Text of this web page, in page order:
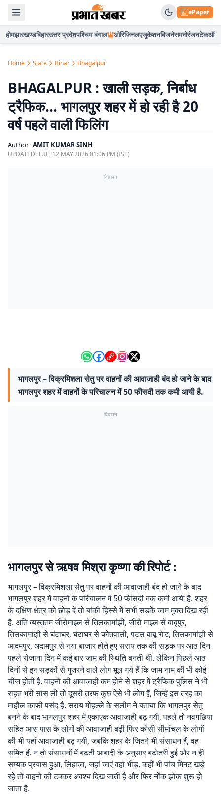
ePaper
होमझारखण्डबिहारउत्तर प्रदेशपश्चिम बंगाल ओरिजिनलएजुकेशनबिजनेसमनोरंजनटेकऑटो
Home State Bihar Bhagalpur
BHAGALPUR : खाली सड़क, निर्बाध
ट्रैफिक… भागलपुर शहर में हो रही है 20
वर्ष पहले वाली फिलिंग
Author AMIT KUMAR SINH
UPDATED:TUE, 12 MAY 2026 01:06 PM (IST)
विज्ञापन
भागलपुर – विक्रमिशला सेतु पर वाहनों की आवाजाही बंद हो जाने के बाद
भागलपुर शहर में वाहनों के परिचालन में 50 फीसदी तक कमी आयी है.
विज्ञापन
भागलपुर से ऋषव मिश्रा कृष्णा की रिपोर्ट :
भागलपुर – विक्रमिशला सेतु पर वाहनों की आवाजाही बंद हो जाने के बाद
भागलपुर शहर में वाहनों के परिचालन में 50 फीसदी तक कमी आयी है. शहर
के दक्षिण क्षेत्र को छोड़ दें तो बांकी हिस्से में सभी सड़कें जाम मुक्त दिख रही
है. अति व्यस्ततम जीरोमाइल से तिलकामांझी, जीरो माइल से बाबूपुर,
तिलकामांझी से घंटाघर, घंटाघर से कोतवाली, पटल बाबू रोड, तिलकामांझी से
आदमपुर, अदामपुर से नया बाजार होते हुए सराय तक की सड़क पर आठ दिन
पहले रोजाना दिन में कई बार जाम की स्थिति बनती थी. लेकिन पिछले आठ
दिनों से इन सड़कों से गुजरने वाले लोग भूल गये हैं कि जाम नाम की भी कोई
चीज होती है. वाहनों की आवाजाही कम होने से शहर में ट्रैफिक पुलिस ने भी
राहत भरी सांस ली तो दूसरी तरफ कुछ ऐसे भी लोग हैं, जिन्हें इस तरह का
माहौल काफी पसंद है. सराय मोहल्ले के सलीम ने बताया कि भागलपुर सेतु
बनने के बाद भागलपुर शहर में एकाएक आवाजाही बढ़ गयी, पहले तो नवगछिया
सहित आस पास के लोगों की आवाजाही बढ़ी फिर कोसी सीमांचल के लोगों
की भी यहां आवाजाही बढ़ गयी, जबकि शहर के जितने भी संसाधन हैं, वह
समित हैं. न तो संसाधनों में बढ़ती आबादी के अनुसार बढ़ोतरी हुई और न ही
सम्यक प्रयास हुआ, लिहाजा, जहां जाएं वहां भीड़, कहीं भी पांच मिनट खड़े
रहे तों वाहनों की टक्कर अवश्य दिख जाती है और फिर नोंक झोंक शुरू हो
जाता है.